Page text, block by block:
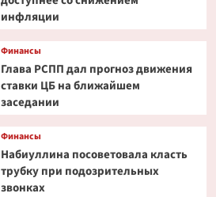
инфляции
Финансы
Глава РСПП дал прогноз движения
ставки ЦБ на ближайшем
заседании
Финансы
Набиуллина посоветовала класть
трубку при подозрительных
звонках